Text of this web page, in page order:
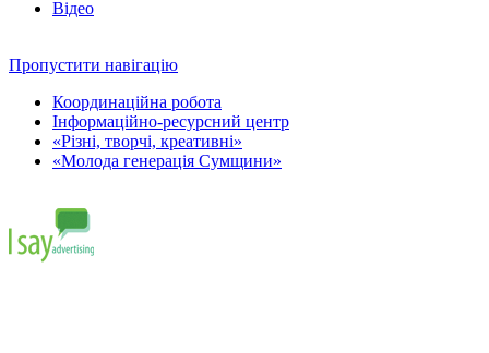
Відео
Пропустити навігацію
Координаційна робота
Інформаційно-ресурсний центр
«Різні, творчі, креативні»
«Молода генерація Сумщини»